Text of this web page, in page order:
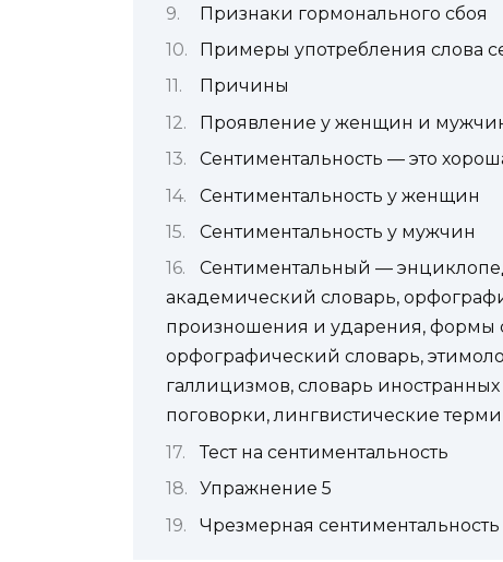
Признаки гормонального сбоя
Примеры употребления слова
Причины
Проявление у женщин и
Сентиментальность — это
Сентиментальность у женщин
Сентиментальность у мужчин
Сентиментальный —
академический словарь,
произношения и ударения, формы
орфографический словарь,
галлицизмов, словарь
поговорки, лингвистические
Тест на сентиментальность
Упражнение 5
Чрезмерная сентиментальность